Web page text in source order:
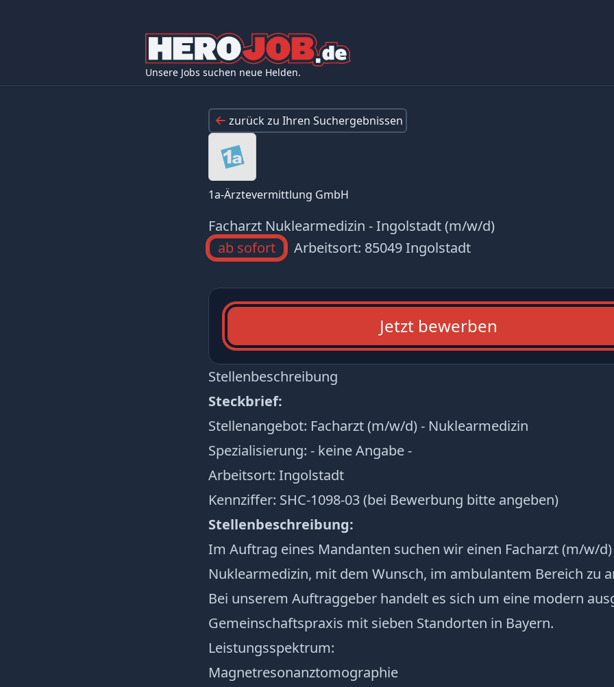
Unsere Jobs suchen neue Helden.
zurück zu Ihren Suchergebnissen
1a-Ärztevermittlung GmbH
Facharzt Nuklearmedizin - Ingolstadt (m/w/d)
ab sofort
Arbeitsort: 85049 Ingolstadt
Jetzt bewerben
Stellenbeschreibung
Steckbrief:
Stellenangebot: Facharzt (m/w/d) - Nuklearmedizin
Spezialisierung: - keine Angabe -
Arbeitsort: Ingolstadt
Kennziffer: SHC-1098-03 (bei Bewerbung bitte angeben)
Stellenbeschreibung:
Im Auftrag eines Mandanten suchen wir einen Facharzt (m/w/
Nuklearmedizin, mit dem Wunsch, im ambulantem Bereich zu
Bei unserem Auftraggeber handelt es sich um eine modern
Gemeinschaftspraxis mit sieben Standorten in Bayern.
Leistungsspektrum:
Magnetresonanztomographie